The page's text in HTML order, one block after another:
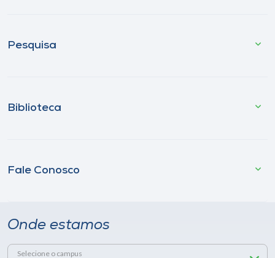
Pesquisa
Biblioteca
Fale Conosco
Onde estamos
Selecione o campus